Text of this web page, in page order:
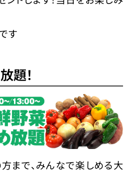
す
題！
まで、みんなで楽しめる大